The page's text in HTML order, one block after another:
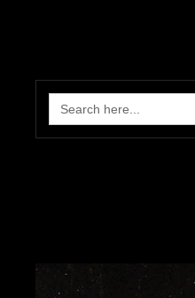
Search
for: